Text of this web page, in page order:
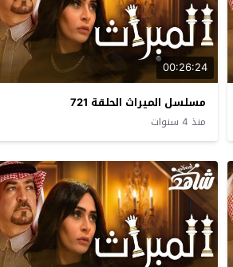
00:26:24
مسلسل الميراث الحلقة 721
منذ 4 سنوات